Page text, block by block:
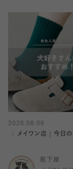
2026.08.06
〈 メイワン店｜今日
靴下屋